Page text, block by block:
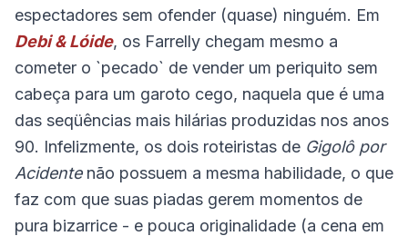
espectadores sem ofender (quase) ninguém. Em
Debi & Lóide, os Farrelly chegam mesmo a
cometer o `pecado` de vender um periquito sem
cabeça para um garoto cego, naquela que é uma
das seqüências mais hilárias produzidas nos anos
90. Infelizmente, os dois roteiristas de Gigolô por
Acidentenão possuem a mesma habilidade, o que
faz com que suas piadas gerem momentos de
pura bizarrice - e pouca originalidade (a cena em